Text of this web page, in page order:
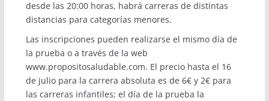
desde las 20:00 horas, habrá carreras de distintas
distancias para categorías menores.
Las inscripciones pueden realizarse el mismo día de
la prueba o a través de la web
www.propositosaludable.com. El precio hasta el 16
de julio para la carrera absoluta es de 6€ y 2€ para
las carreras infantiles; el día de la prueba la